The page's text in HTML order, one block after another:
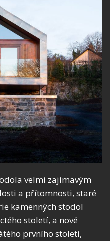
velmi zajímavým
a přítomnosti, staré
kamenných stodol
století, a nové
prvního století,